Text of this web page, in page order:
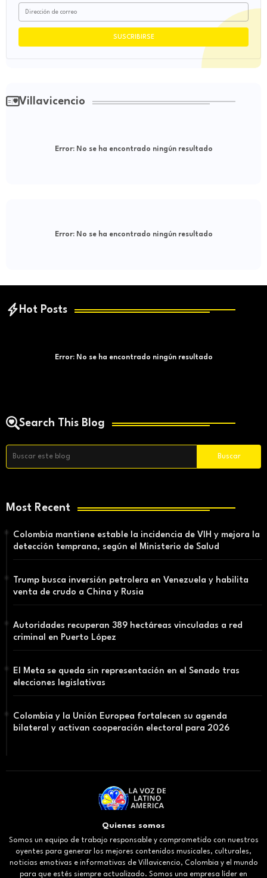
Villavicencio
Error:No se ha encontrado ningún resultado
Error:No se ha encontrado ningún resultado
Hot Posts
Error:No se ha encontrado ningún resultado
Search This Blog
Most Recent
Colombia mantiene estable la incidencia de VIH y mejora la
detección temprana, según el Ministerio de Salud
Trump busca inversión petrolera en Venezuela y habilita
venta de crudo a China y Rusia
Autoridades recuperan 389 hectáreas vinculadas a red
criminal en Puerto López
El Meta se queda sin representación en el Senado tras
elecciones legislativas
Colombia y la Unión Europea fortalecen su agenda
bilateral y activan cooperación electoral para 2026
Quienes somos
Somos un equipo de trabajo responsable y comprometido con nuestros
oyentes para generar los mejores contenidos musicales, culturales,
noticias emotivas e informativas de Villavicencio, Colombia y el mundo
para que estés siempre actualizado. Somos una empresa líder en